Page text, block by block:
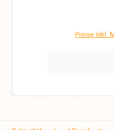
Preise inkl.